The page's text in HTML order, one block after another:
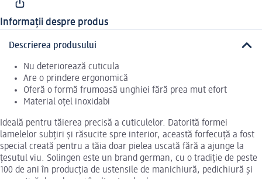
Informații despre produs
Descrierea produsului
Nu deteriorează cuticula
Are o prindere ergonomică
Oferă o formă frumoasă unghiei fără prea mut efort
Material oțel inoxidabi
Ideală pentru tăierea precisă a cuticulelor. Datorită formei
lamelelor subțiri și răsucite spre interior, această forfecuță a fost
special creată pentru a tăia doar pielea uscată fără a ajunge la
țesutul viu. Solingen este un brand german, cu o tradiție de peste
100 de ani în producția de ustensile de manichiură, pedichiură și